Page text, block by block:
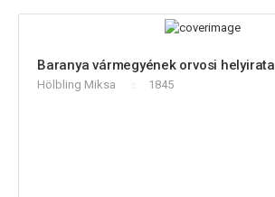
Baranya vármegyének orvosi helyirata
Hölbling Miksa 1845